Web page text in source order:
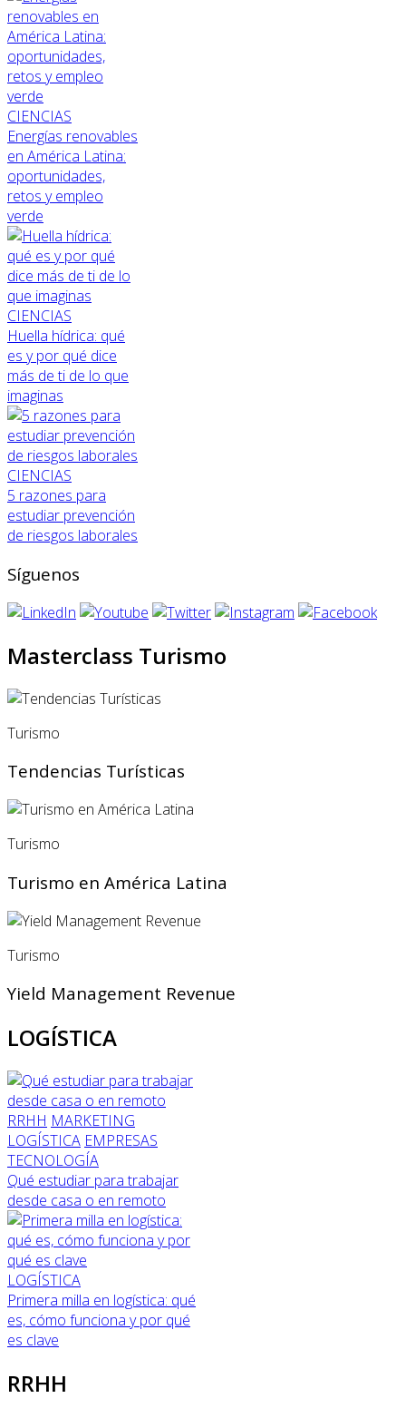
CIENCIAS
Energías renovables
en América Latina:
oportunidades,
retos y empleo
verde
CIENCIAS
Huella hídrica: qué
es y por qué dice
más de ti de lo que
imaginas
CIENCIAS
5 razones para
estudiar prevención
de riesgos laborales
Síguenos
Masterclass Turismo
Turismo
Tendencias Turísticas
Turismo
Turismo en América Latina
Turismo
Yield Management Revenue
LOGÍSTICA
RRHH MARKETING
LOGÍSTICA EMPRESAS
TECNOLOGÍA
Qué estudiar para trabajar
desde casa o en remoto
LOGÍSTICA
Primera milla en logística: qué
es, cómo funciona y por qué
es clave
RRHH